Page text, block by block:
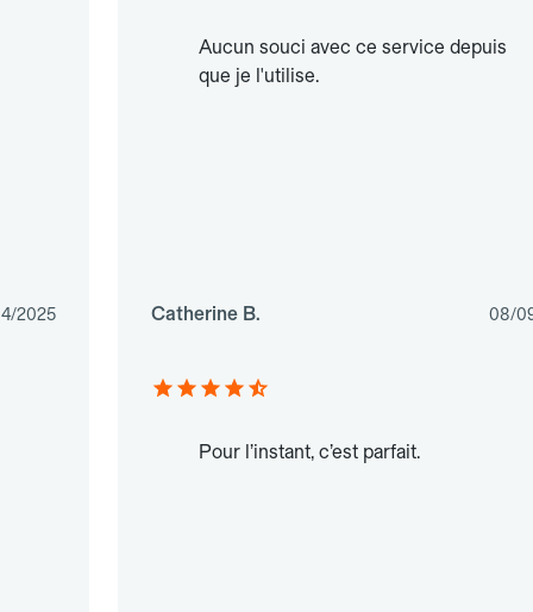
2025
Aucun souci avec ce service depuis
que je l'utilise.
Catherine B. 08/
Pour l’instant, c’est parfait.